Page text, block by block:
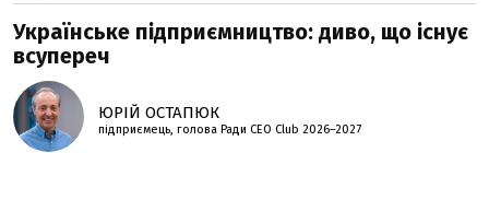
Українське підприємництво: диво, що існує
всупереч
ЮРІЙ ОСТАПЮК
підприємець, голова Ради CEO Club 2026–2027